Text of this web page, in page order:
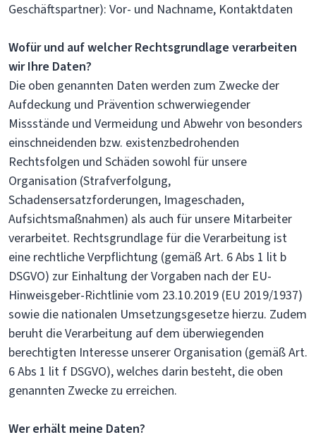
Geschäftspartner): Vor- und Nachname, Kontaktdaten
Wofür und auf welcher Rechtsgrundlage verarbeiten
wir Ihre Daten?
Die oben genannten Daten werden zum Zwecke der
Aufdeckung und Prävention schwerwiegender
Missstände und Vermeidung und Abwehr von besonders
einschneidenden bzw. existenzbedrohenden
Rechtsfolgen und Schäden sowohl für unsere
Organisation (Strafverfolgung,
Schadensersatzforderungen, Imageschaden,
Aufsichtsmaßnahmen) als auch für unsere Mitarbeiter
verarbeitet. Rechtsgrundlage für die Verarbeitung ist
eine rechtliche Verpflichtung (gemäß Art. 6 Abs 1 lit b
DSGVO) zur Einhaltung der Vorgaben nach der EU-
Hinweisgeber-Richtlinie vom 23.10.2019 (EU 2019/1937)
sowie die nationalen Umsetzungsgesetze hierzu. Zudem
beruht die Verarbeitung auf dem überwiegenden
berechtigten Interesse unserer Organisation (gemäß Art.
6 Abs 1 lit f DSGVO), welches darin besteht, die oben
genannten Zwecke zu erreichen.
Wer erhält meine Daten?